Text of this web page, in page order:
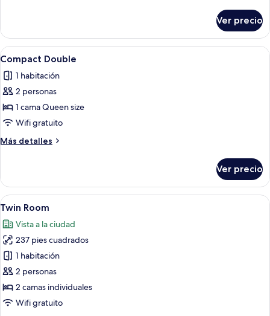
junior
Ver precio
Abrir
todas
las
fotos
de
Compact
Double
Una habitación de hotel con cama,
10
Compact Double
1 habitación
2 personas
1 cama Queen size
Wifi gratuito
Más detalles
Más
Double
Ver precio
Abrir
todas
las
fotos
de
Twin
Room
Habitación de hotel con dos camas,
7
Twin Room
Vista a la ciudad
237 pies cuadrados
1 habitación
2 personas
2 camas individuales
Wifi gratuito